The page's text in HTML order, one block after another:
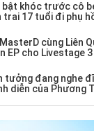
bật khóc trước cô
trai 17 tuổi đi phụ
cùng Liên
EP cho Livestage 3
tưởng đang nghe
diễn của Phương